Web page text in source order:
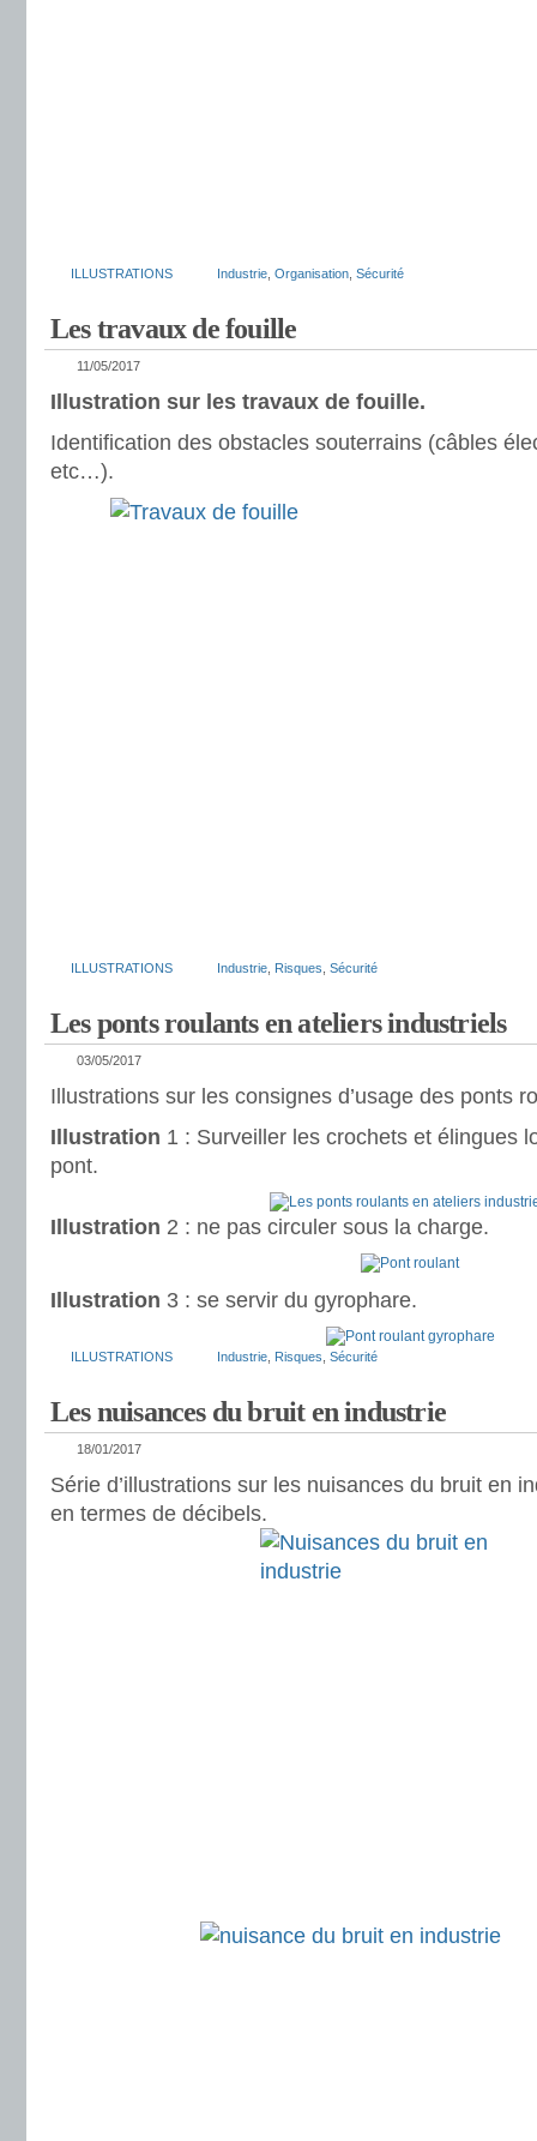
ILLUSTRATIONS Industrie Organisation Sécurité
Les travaux de fouille
11/05/2017
Illustration sur les travaux de fouille.
Identification des obstacles souterrains (câbles
etc…).
ILLUSTRATIONS Industrie Risques Sécurité
Les ponts roulants en ateliers industriels
03/05/2017
Illustrations sur les consignes d’usage des ponts
Illustration 1 : Surveiller les crochets et élingues
pont.
Illustration 2 : ne pas circuler sous la charge.
Illustration 3 : se servir du gyrophare.
ILLUSTRATIONS Industrie Risques Sécurité
Les nuisances du bruit en industrie
18/01/2017
Série d’illustrations sur les nuisances du bruit en
en termes de décibels.